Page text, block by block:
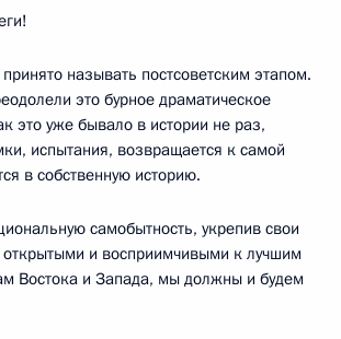
называть постсоветским этапом.
это бурное драматическое
это уже бывало в истории не раз,
испытания, возвращается к самой
в собственную историю.
самобытность, укрепив свои
открытыми и восприимчивыми к лучшим
Востока и Запада, мы должны и будем